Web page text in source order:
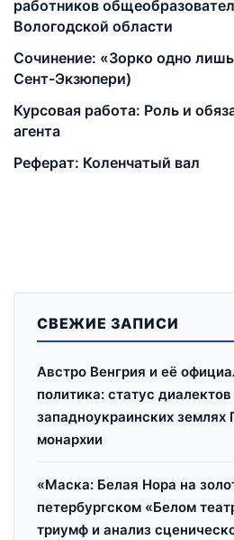
работников
Вологодской области
Сочинение: «Зорко одно
Сент-Экзюпери)
Курсовая работа: Роль и
агента
Реферат: Коленчатый вал
СВЕЖИЕ ЗАПИСИ
Австро Венгрия и её
политика: статус диалектов
западноукраинских землях
монархии
«Маска: Белая Нора на
петербургском «Белом
триумф и анализ